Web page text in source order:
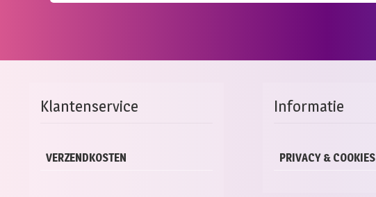
Klantenservice
VERZENDKOSTEN
Informatie
PRIVACY & COOKIES